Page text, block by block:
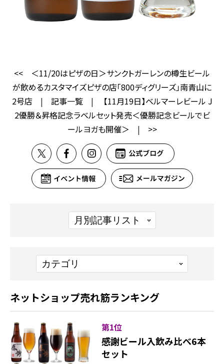
<<
＜11/20はピザの日＞サンクトガーレンの樽生ビール
が飲めるカスタマイズピザの店「800ディグリーズ」南青山に
2号店| 記事一覧|
【11月19日】ベルマーレビール J
2優勝＆昇格記念ラベルセット発売＜優勝記念ビールでビ
ールヨガも開催＞ | >>
ネットショップ売れ筋ランキング
第1位
感謝ビール入飲み比べ6本
セット